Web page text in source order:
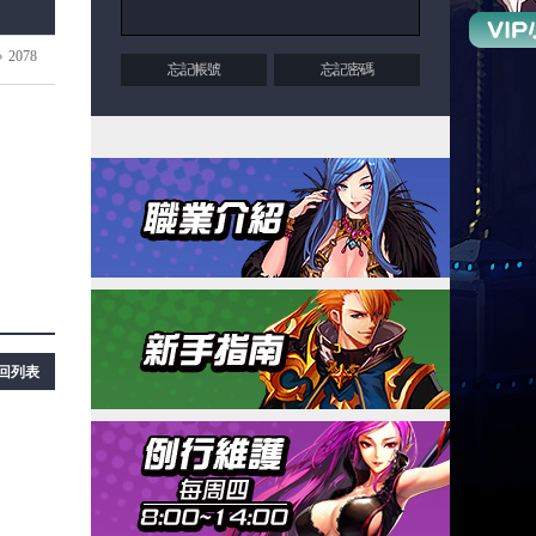
2078
回列表
忘記帳號 忘記密碼